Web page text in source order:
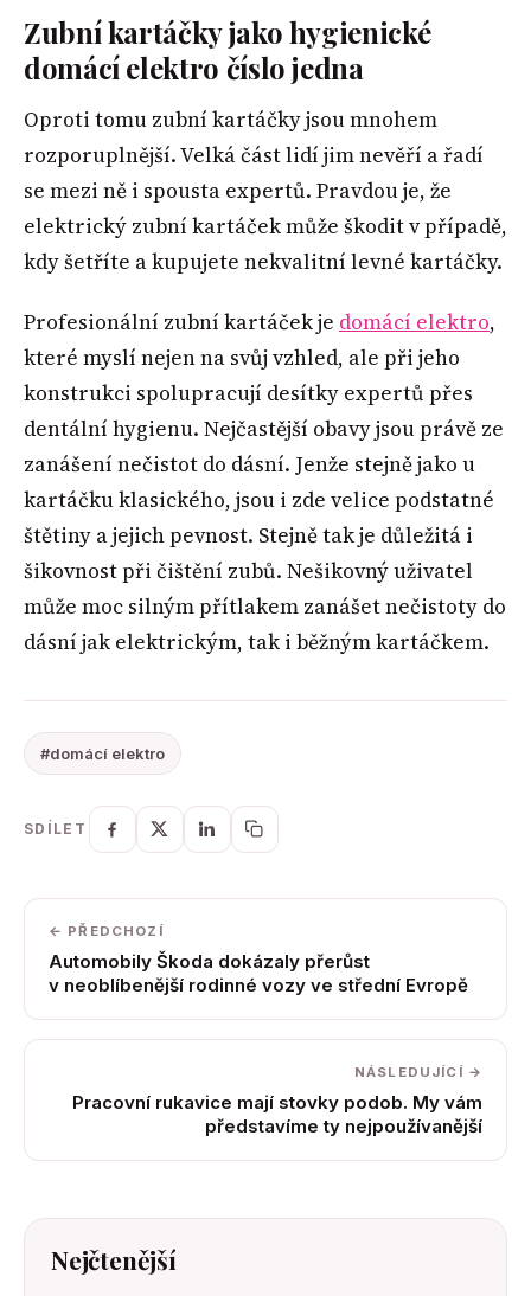
Zubní kartáčky jako hygienické
domácí elektro číslo jedna
Oproti tomu zubní kartáčky jsou mnohem
rozporuplnější. Velká část lidí jim nevěří a řadí
se mezi ně i spousta expertů. Pravdou je, že
elektrický zubní kartáček může škodit v případě,
kdy šetříte a kupujete nekvalitní levné kartáčky.
Profesionální zubní kartáček je domácí elektro,
které myslí nejen na svůj vzhled, ale při jeho
konstrukci spolupracují desítky expertů přes
dentální hygienu. Nejčastější obavy jsou právě ze
zanášení nečistot do dásní. Jenže stejně jako u
kartáčku klasického, jsou i zde velice podstatné
štětiny a jejich pevnost. Stejně tak je důležitá i
šikovnost při čištění zubů. Nešikovný uživatel
může moc silným přítlakem zanášet nečistoty do
dásní jak elektrickým, tak i běžným kartáčkem.
#domácí elektro
SDÍLET
← PŘEDCHOZÍ
Automobily Škoda dokázaly přerůst
v neoblíbenější rodinné vozy ve střední Evropě
NÁSLEDUJÍCÍ →
Pracovní rukavice mají stovky podob. My vám
představíme ty nejpoužívanější
Nejčtenější